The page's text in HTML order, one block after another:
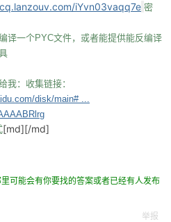
iYvn03vaqq7e 密
译一个PYC文件，或者能提供能反编译
我：收集链接：
disk/main# ...
[md][/md]
可能会有你要找的答案或者已经有人发布
举报